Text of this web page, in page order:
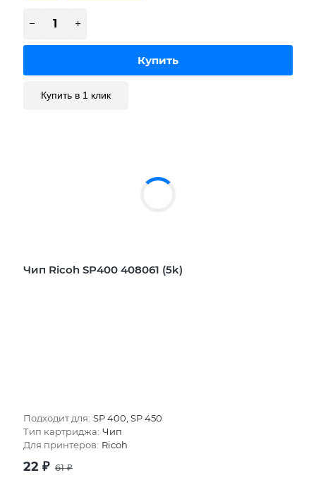
Купить в 1 клик
Чип Ricoh SP400 408061 (5k)
Подходит для: SP 400, SP 450
Тип картриджа: Чип
Для принтеров: Ricoh
22 ₽ 61₽